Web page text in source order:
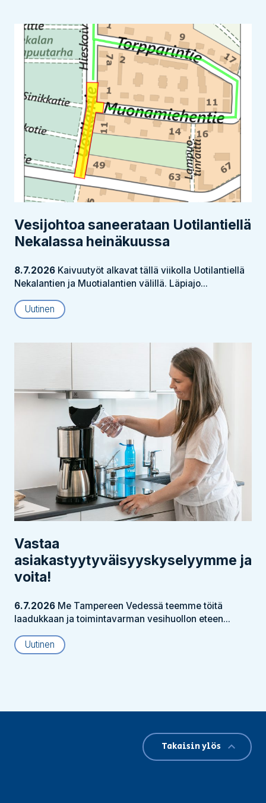
Vesijohtoa saneerataan Uotilantiellä
Nekalassa heinäkuussa
8.7.2026 Kaivuutyöt alkavat tällä viikolla Uotilantiellä
Nekalantien ja Muotialantien välillä. Läpiajo...
Uutinen
Vastaa
asiakastyytyväisyyskyselyymme ja
voita!
6.7.2026 Me Tampereen Vedessä teemme töitä
laadukkaan ja toimintavarman vesihuollon eteen...
Uutinen
Takaisin ylös